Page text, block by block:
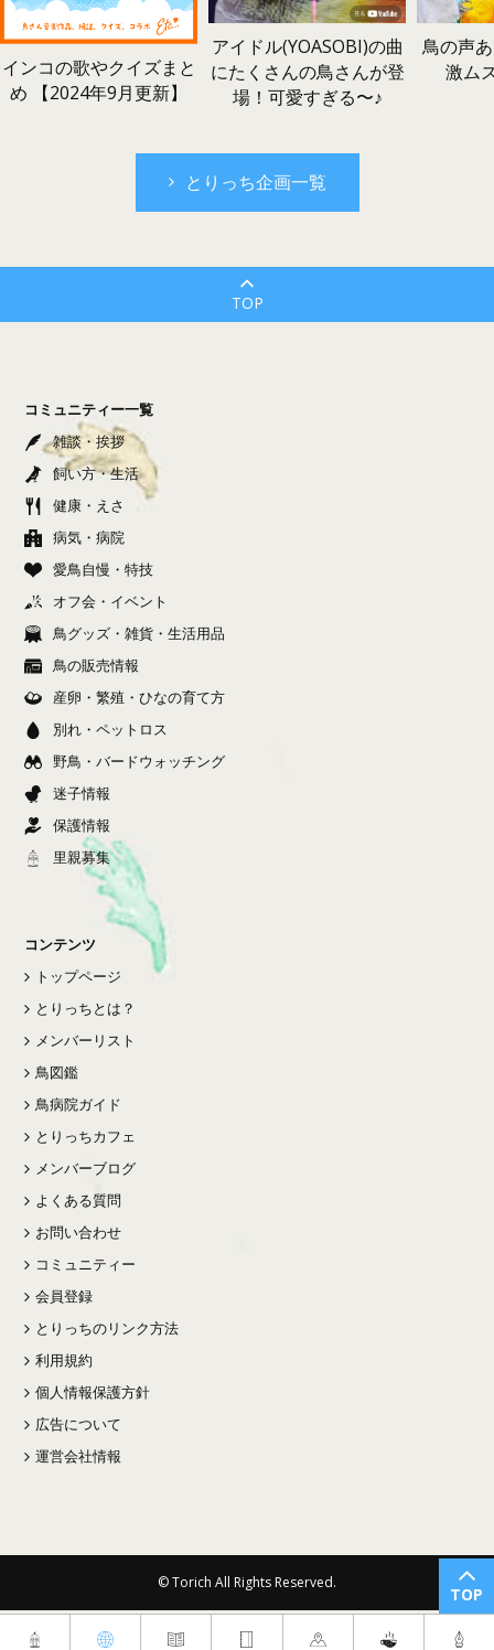
TOP
インコの歌やクイズまと
め 【2024年9月更新】
アイドル(YOASOBI)の曲
にたくさんの鳥さんが登
場！可愛すぎる〜♪
鳥の声
激ム
とりっち企画一覧
TOP
コミュニティー一覧
雑談・挨拶
飼い方・生活
健康・えさ
病気・病院
愛鳥自慢・特技
オフ会・イベント
鳥グッズ・雑貨・生活用品
鳥の販売情報
産卵・繁殖・ひなの育て方
別れ・ペットロス
野鳥・バードウォッチング
迷子情報
保護情報
里親募集
コンテンツ
トップページ
とりっちとは？
メンバーリスト
鳥図鑑
鳥病院ガイド
とりっちカフェ
メンバーブログ
よくある質問
お問い合わせ
コミュニティー
会員登録
とりっちのリンク方法
利用規約
個人情報保護方針
広告について
運営会社情報
© Torich All Rights Reserved.